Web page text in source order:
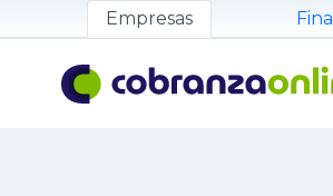
Empresas